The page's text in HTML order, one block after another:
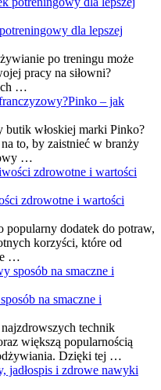
dla lepszej
po treningu może
pracy na siłowni?
…
Pinko – jak
butik włoskiej marki Pinko?
to, by zaistnieć w branży
…
zdrowotne i wartości
dodatek do potraw,
korzyści, które od
…
na smaczne i
technik
większą popularnością
Dzięki tej …